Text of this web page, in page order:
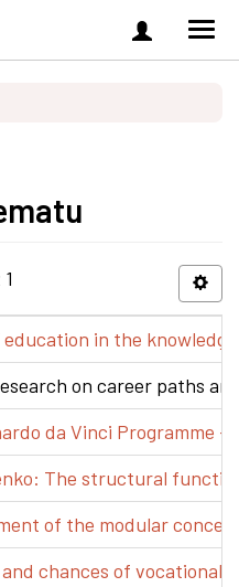
Zaloguj
się
in the
on career paths
da Vinci Programme
The structural
of the modular
chances of vocational